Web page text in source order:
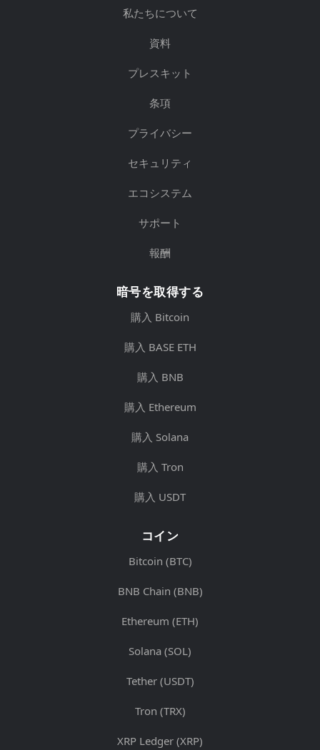
私たちについて
資料
プレスキット
条項
プライバシー
セキュリティ
エコシステム
サポート
報酬
暗号を取得する
購入 Bitcoin
購入 BASE ETH
購入 BNB
購入 Ethereum
購入 Solana
購入 Tron
購入 USDT
コイン
Bitcoin (BTC)
BNB Chain (BNB)
Ethereum (ETH)
Solana (SOL)
Tether (USDT)
Tron (TRX)
XRP Ledger (XRP)